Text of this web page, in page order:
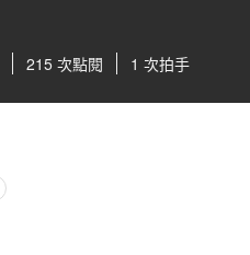
215 次點閱 1 次拍手